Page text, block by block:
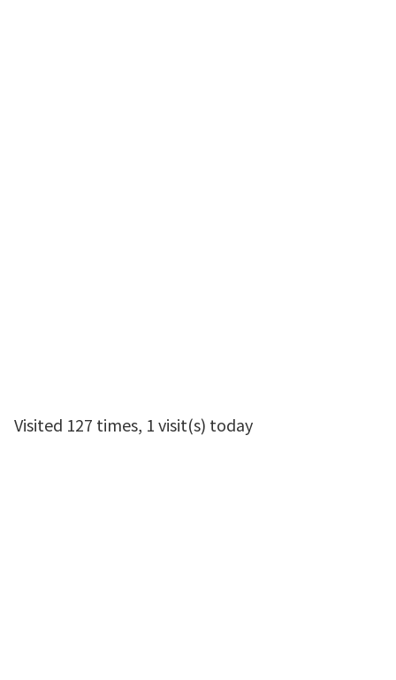
Visited 127 times, 1 visit(s) today